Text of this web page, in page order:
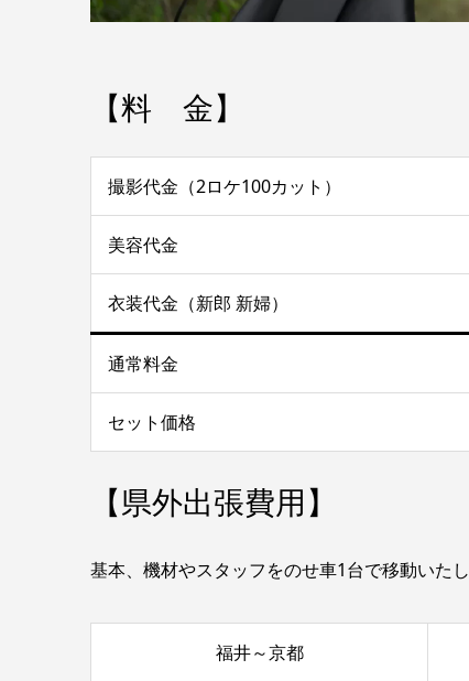
【料 金】
撮影代金（2ロケ100カット）
美容代金
衣装代金（新郎 新婦）
通常料金
セット価格
【県外出張費用】
基本、機材やスタッフをのせ車1台で移動いた
福井～京都